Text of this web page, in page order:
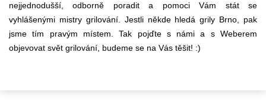
nejjednodušší, odborně poradit a pomoci Vám stát se
vyhlášenými mistry grilování. Jestli někde hledá grily Brno, pak
jsme tím pravým místem. Tak pojďte s námi a s Weberem
objevovat svět grilování, budeme se na Vás těšit! :)